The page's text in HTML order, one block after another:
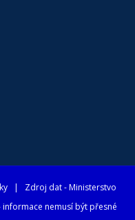
| Zdroj dat -Ministerstvo
nemusí být přesné